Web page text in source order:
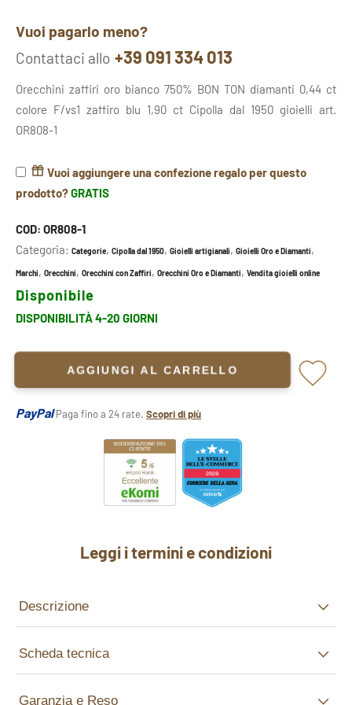
Vuoi pagarlo meno?
Contattaci allo +39 091 334 013
Orecchini zaffiri oro bianco 750% BON TON diamanti 0,44 ct
colore F/vs1 zaffiro blu 1,90 ct Cipolla dal 1950 gioielli art.
OR808-1
Vuoi aggiungere una confezione regalo per questo
prodotto?GRATIS
COD: OR808-1
Categoria: Categorie, Cipolla dal 1950, Gioielli artigianali, Gioielli Oro e Diamanti,
Marchi, Orecchini, Orecchini con Zaffiri, Orecchini Oro e Diamanti, Vendita gioielli online
Disponibile
DISPONIBILITÀ 4-20 GIORNI
AGGIUNGI AL CARRELLO
PayPal Paga fino a 24 rate. Scopri di più
Leggi i termini e condizioni
Descrizione
Scheda tecnica
Garanzia e Reso